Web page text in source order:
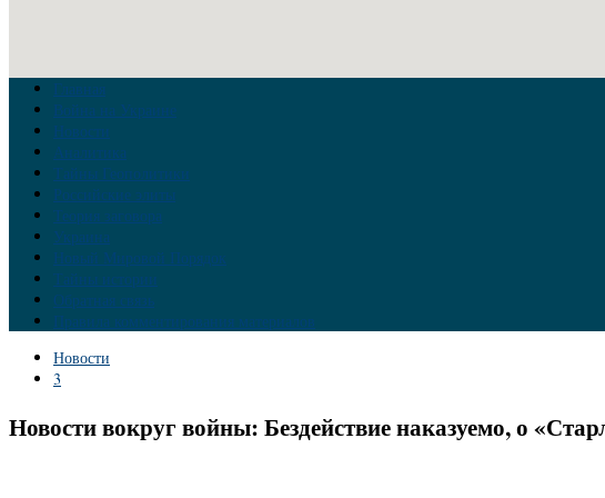
Главная
Война на Украине
Новости
Аналитика
Тайны Геополитики
Российские элиты
Теория заговора
Украина
Новый Мировой Порядок
Тайны истории
Обратная связь
Правила комментирования материалов
Новости
3
Новости вокруг войны: Бездействие наказуемо, о